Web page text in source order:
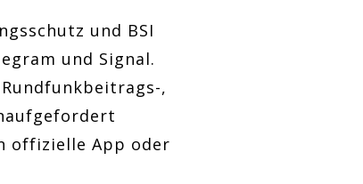
und BSI
und Signal.
,
offizielle App oder